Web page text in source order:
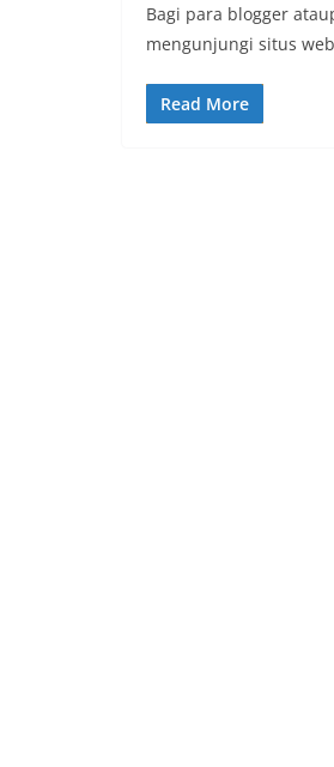
Bagi para blogger
mengunjungi situs
Read More